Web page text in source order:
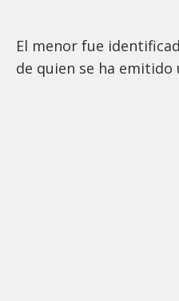
El menor fue
de quien se ha emitido